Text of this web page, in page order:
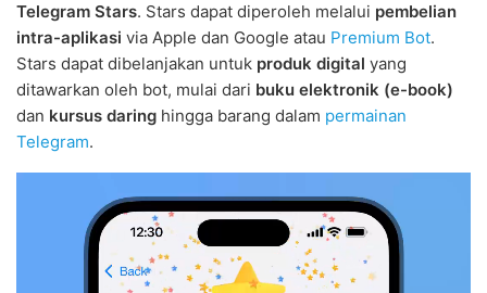
Telegram Stars. Stars dapat diperoleh melalui pembelian
intra-aplikasi via Apple dan Google atau Premium Bot.
Stars dapat dibelanjakan untuk produk digital yang
ditawarkan oleh bot, mulai dari buku elektronik (e-book)
dan kursus daring hingga barang dalam permainan
Telegram.